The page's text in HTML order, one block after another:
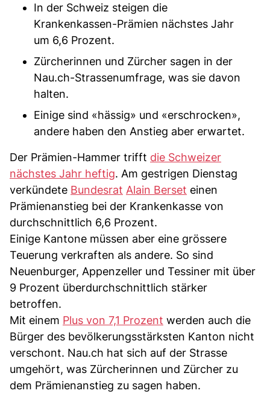
In der Schweiz steigen die
Krankenkassen-Prämien nächstes Jahr
um 6,6 Prozent.
Zürcherinnen und Zürcher sagen in der
Nau.ch-Strassenumfrage, was sie davon
halten.
Einige sind «hässig» und «erschrocken»,
andere haben den Anstieg aber erwartet.
Der Prämien-Hammer trifft die Schweizer
nächstes Jahr heftig. Am gestrigen Dienstag
verkündete Bundesrat Alain Berset einen
Prämienanstieg bei der Krankenkasse von
durchschnittlich 6,6 Prozent.
Einige Kantone müssen aber eine grössere
Teuerung verkraften als andere. So sind
Neuenburger, Appenzeller und Tessiner mit über
9 Prozent überdurchschnittlich stärker
betroffen.
Mit einem Plus von 7,1 Prozent werden auch die
Bürger des bevölkerungsstärksten Kanton nicht
verschont. Nau.ch hat sich auf der Strasse
umgehört, was Zürcherinnen und Zürcher zu
dem Prämienanstieg zu sagen haben.